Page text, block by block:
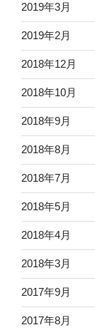
2019年3月
2019年2月
2018年12月
2018年10月
2018年9月
2018年8月
2018年7月
2018年5月
2018年4月
2018年3月
2017年9月
2017年8月